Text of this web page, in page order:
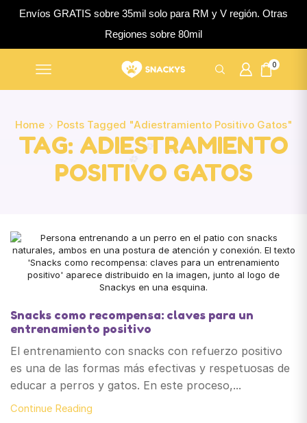
Envíos GRATIS sobre 35mil solo para RM y V región. Otras
Regiones sobre 80mil
0
Home Posts Tagged "adiestramiento Positivo Gatos"
TAG: ADIESTRAMIENTO
POSITIVO GATOS
Snacks como recompensa: claves para un
entrenamiento positivo
El entrenamiento con snacks con refuerzo positivo
es una de las formas más efectivas y respetuosas de
educar a perros y gatos. En este proceso,...
Continue Reading